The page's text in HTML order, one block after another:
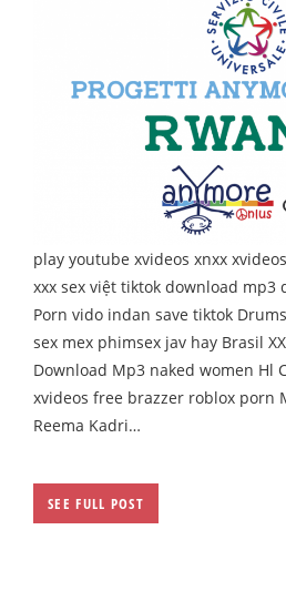
play youtube xvideos xnxx
xxx sex việt tiktok download mp3
Porn vido indan save tiktok
sex mex phimsex jav hay Brasil
Download Mp3 naked women Hl
xvideos free brazzer roblox porn
Reema Kadri…
SEE FULL POST